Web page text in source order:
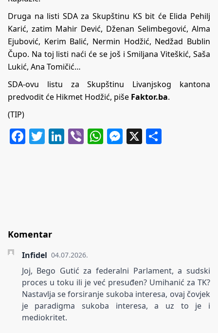
Druga na listi SDA za Skupštinu KS bit će Elida Pehilj
Karić, zatim Mahir Dević, Dženan Selimbegović, Alma
Ejubović, Kerim Balić, Nermin Hodžić, Nedžad Bublin
Čupo. Na toj listi naći će se još i Smiljana Viteškić, Saša
Lukić, Ana Tomičić…
SDA-ovu listu za Skupštinu Livanjskog kantona
predvodit će Hikmet Hodžić, piše Faktor.ba.
(TIP)
Facebook
Twitter
LinkedIn
ViberWhatsApp
Messenger
X
Komentar
Infidel 04.07.2026.
Joj, Bego Gutić za federalni Parlament, a sudski
proces u toku ili je već presuđen? Umihanić za TK?
Nastavlja se forsiranje sukoba interesa, ovaj čovjek
je paradigma sukoba interesa, a uz to je i
mediokritet.